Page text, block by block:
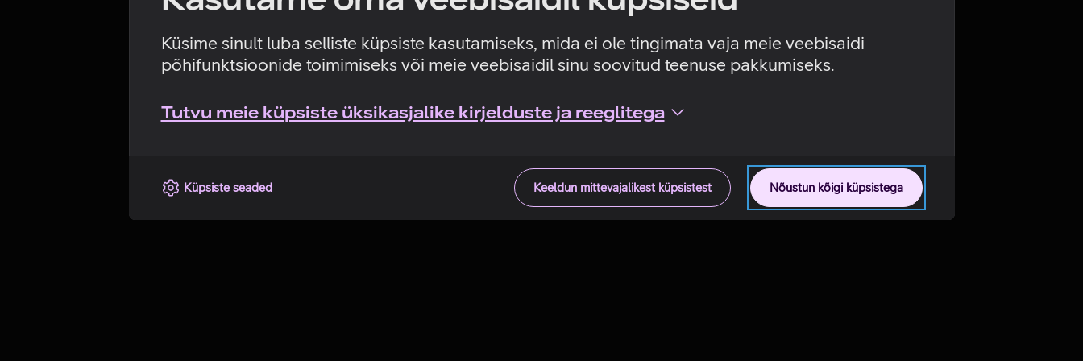
Küsime sinult luba selliste küpsiste kasutamiseks, mida ei ole tingimata vaja meie veebisaidi
põhifunktsioonide toimimiseks või meie veebisaidil sinu soovitud teenuse pakkumiseks.
Tutvu meie küpsiste üksikasjalike kirjelduste ja reeglitega
Nõustun kõigi küpsistega
Keeldun mittevajalikest küpsistest
Küpsiste seaded